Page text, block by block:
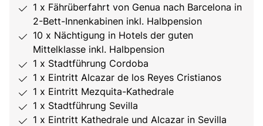
1 x Fährüberfahrt von Genua nach Barcelona in
2-Bett-Innenkabinen inkl. Halbpension
10 x Nächtigung in Hotels der guten
Mittelklasse inkl. Halbpension
1 x Stadtführung Cordoba
1 x Eintritt Alcazar de los Reyes Cristianos
1 x Eintritt Mezquita-Kathedrale
1 x Stadtführung Sevilla
1 x Eintritt Kathedrale und Alcazar in Sevilla